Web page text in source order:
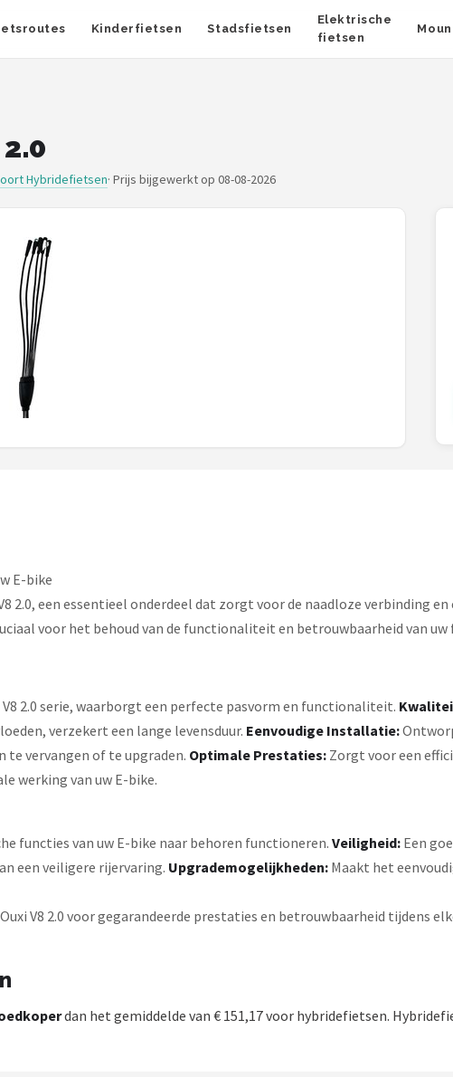
Kinderfietsen Stadsfietsen
Elektrische
fietsen
Hybridefietsen· Prijs bijgewerkt op 08-08-2026
E-bike
2.0, een essentieel onderdeel dat zorgt voor de naadloze verbinding
voor het behoud van de functionaliteit en betrouwbaarheid van uw
2.0 serie, waarborgt een perfecte pasvorm en functionaliteit.
verzekert een lange levensduur. Eenvoudige Installatie:
vervangen of te upgraden. Optimale Prestaties: Zorgt voor een
werking van uw E-bike.
functies van uw E-bike naar behoren functioneren. Veiligheid: Een
een veiligere rijervaring. Upgrademogelijkheden: Maakt het
V8 2.0 voor gegarandeerde prestaties en betrouwbaarheid tijdens
dan het gemiddelde van € 151,17 voor hybridefietsen.